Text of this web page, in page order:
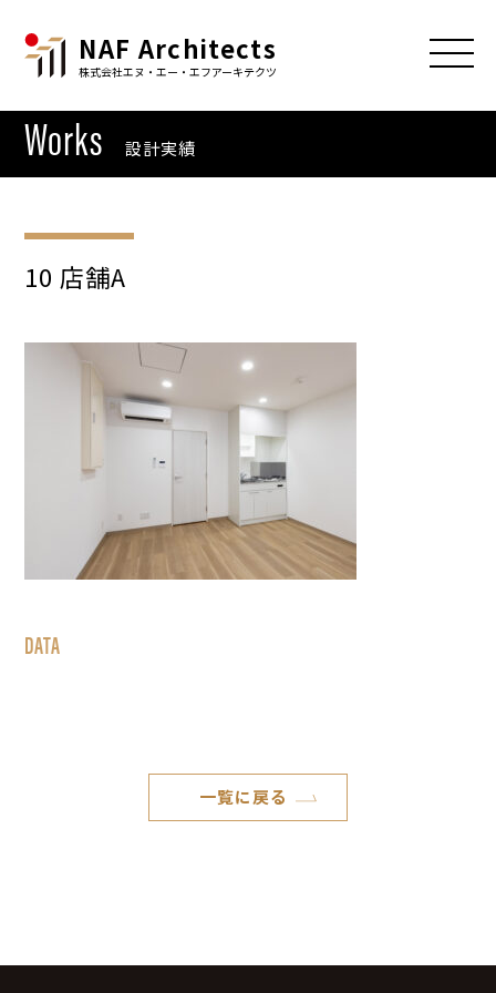
NAF Architects
株式会社エヌ・エー・エフアーキテクツ
Works 設計実績
10 店舗A
DATA
一覧に戻る